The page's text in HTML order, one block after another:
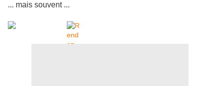
... mais souvent ...